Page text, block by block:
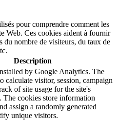
pour comprendre comment les
Web. Ces cookies aident à fournir
du nombre de visiteurs, du taux de
Description
by Google Analytics. The
calculate visitor, session, campaign
of site usage for the site's
The cookies store information
assign a randomly generated
unique visitors.